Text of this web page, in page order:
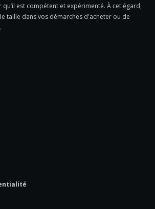
est compétent et expérimenté. À cet égard,
taille dans vos démarches d'acheter ou de